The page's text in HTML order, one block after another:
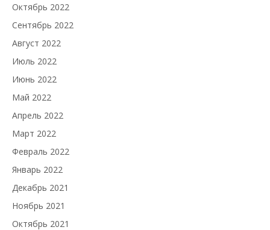
Октябрь 2022
Сентябрь 2022
Август 2022
Июль 2022
Июнь 2022
Май 2022
Апрель 2022
Март 2022
Февраль 2022
Январь 2022
Декабрь 2021
Ноябрь 2021
Октябрь 2021